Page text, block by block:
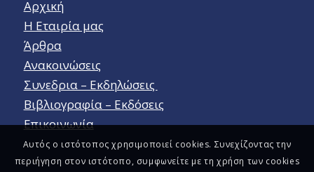
Αρχική
Η Εταιρία μας
Άρθρα
Ανακοινώσεις
Συνεδρια – Εκδηλώσεις
Βιβλιογραφία – Εκδόσεις
Επικοινωνία
Αυτός ο ιστότοπος χρησιμοποιεί cookies. Συνεχίζοντας την
περιήγηση στον ιστότοπο, συμφωνείτε με τη χρήση των cookies